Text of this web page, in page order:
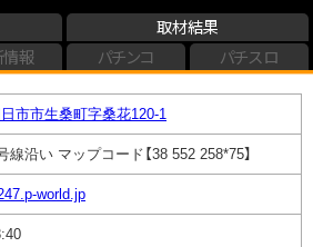
取材結果
報 パチンコ パチスロ
市市生桑町字桑花120-1
線沿い マップコード【38 552 258*75】
world.jp